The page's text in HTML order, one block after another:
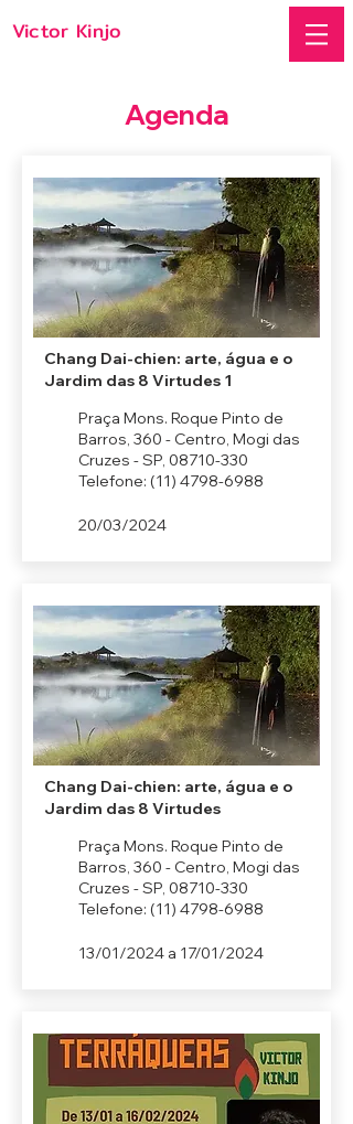
Victor Kinjo
Agenda
Chang Dai-chien: arte, água e o
Jardim das 8 Virtudes 1
Praça Mons. Roque Pinto de
Barros, 360 - Centro, Mogi das
Cruzes - SP, 08710-330
Telefone: (11) 4798-6988
20/03/2024
Chang Dai-chien: arte, água e o
Jardim das 8 Virtudes
Praça Mons. Roque Pinto de
Barros, 360 - Centro, Mogi das
Cruzes - SP, 08710-330
Telefone: (11) 4798-6988
13/01/2024 a 17/01/2024